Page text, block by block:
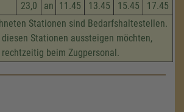
23,0 an 11.45 13.45 15.45
17.45
Stationen sind Bedarfshaltestellen.
Stationen aussteigen möchten,
beim Zugpersonal.